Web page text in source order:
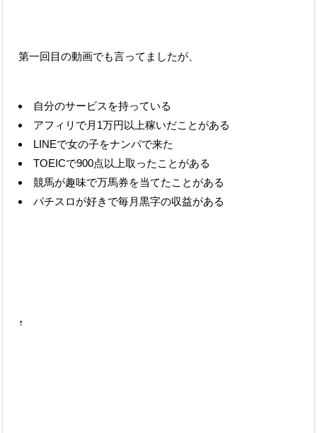
第一回目の動画でも言ってましたが、
自分のサービスを持っている
アフィリで月1万円以上稼いだことがある
LINEで女の子をナンパで来た
TOEICで900点以上取ったことがある
競馬が趣味で万馬券を当てたことがある
パチスロが好きで毎月黒字の収益がある
↑